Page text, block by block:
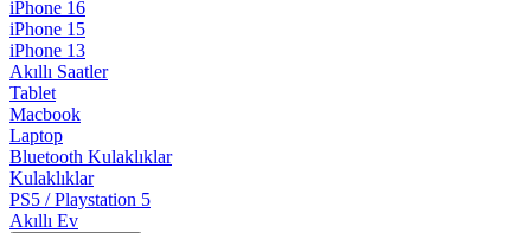
iPhone 16
iPhone 15
iPhone 13
Akıllı Saatler
Tablet
Macbook
Laptop
Bluetooth Kulaklıklar
Kulaklıklar
PS5 / Playstation 5
Akıllı Ev